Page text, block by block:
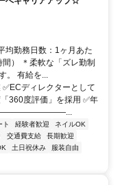
均勤務日数：1ヶ月あた
） ＊柔軟な「ズレ勤制
。 有給を...
ディレクターとして
360度評価」を採用 ✅年
ト 経験者歓迎
ネイルOK
交通費支給
長期歓迎
土日祝休み
服装自由